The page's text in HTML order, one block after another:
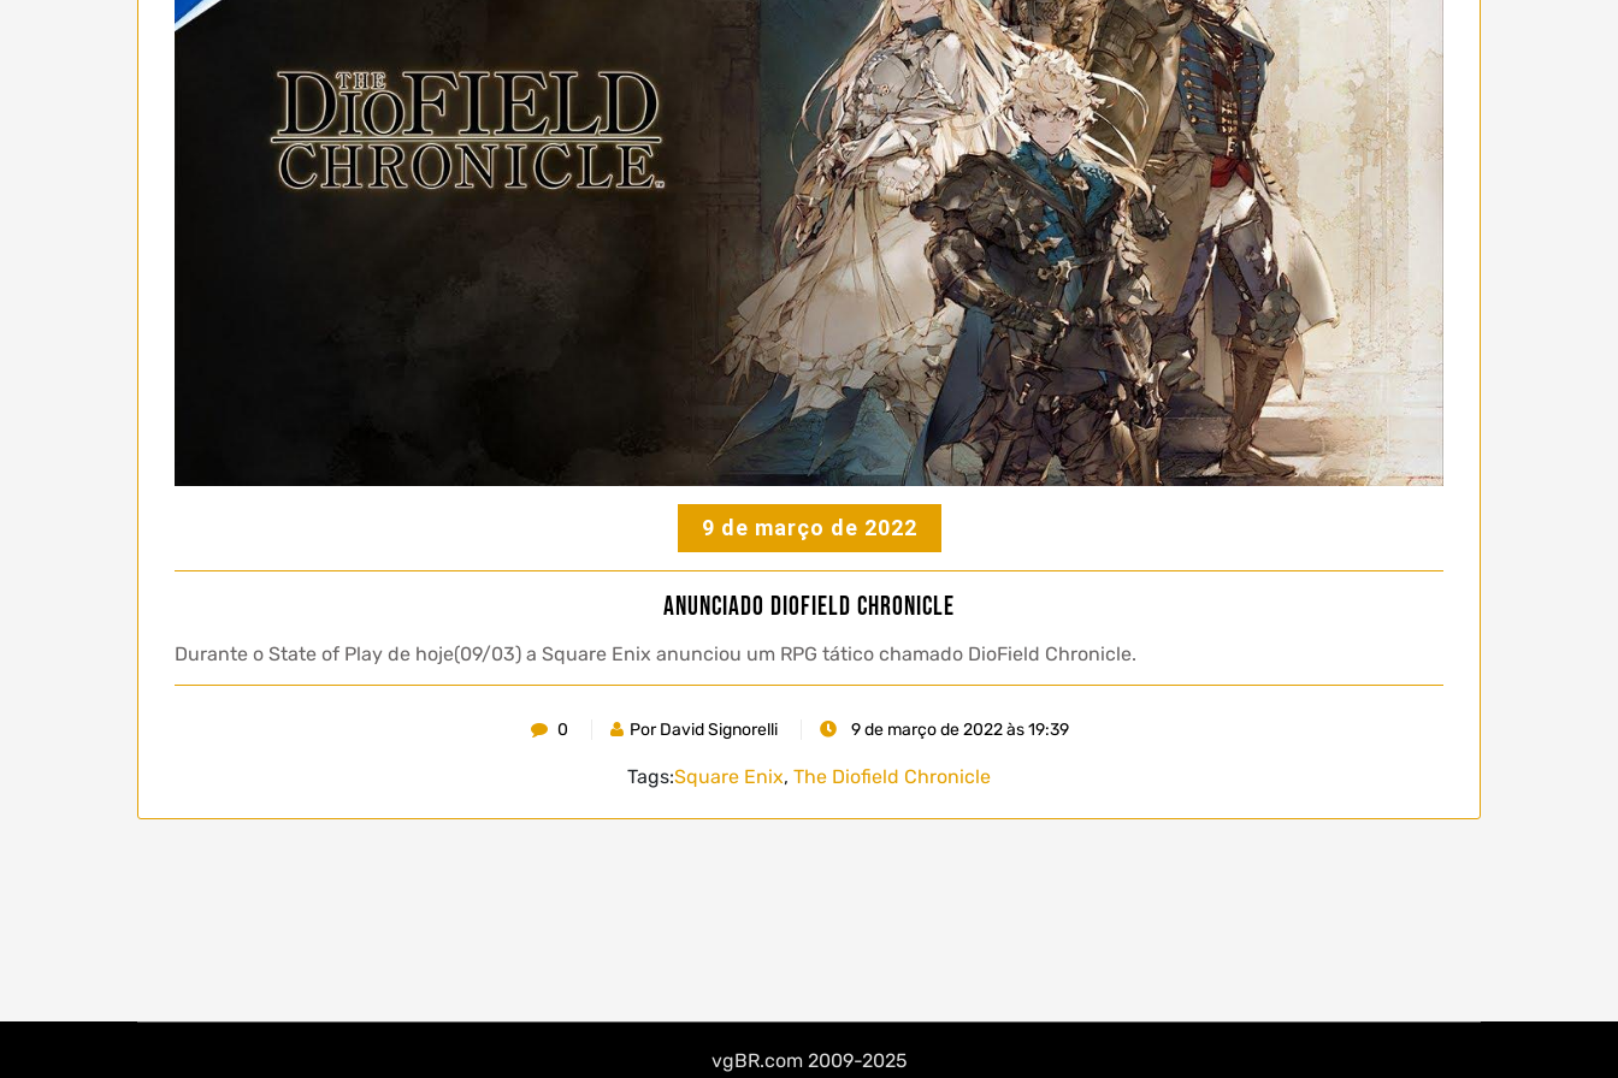
9 de março de 2022
Anunciado DioField Chronicle
Durante o State of Play de hoje(09/03) a Square Enix anunciou um RPG tático chamado DioField Chronicle.
0 Por David Signorelli 9 de março de 2022 às 19:39
Tags:Square Enix, The Diofield Chronicle
vgBR.com 2009-2025